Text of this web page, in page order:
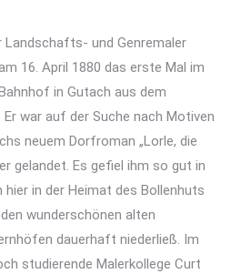
Landschafts- und Genremaler
16. April 1880 das erste Mal im
in Gutach aus dem
war auf der Suche nach Motiven
neuem Dorfroman „Lorle, die
gelandet. Es gefiel ihm so gut in
hier in der Heimat des Bollenhuts
wunderschönen alten
dauerhaft niederließ. Im
studierende Malerkollege Curt